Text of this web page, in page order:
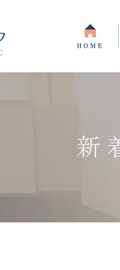
HOME
診療時間・アクセス
睡眠障害・不眠
新